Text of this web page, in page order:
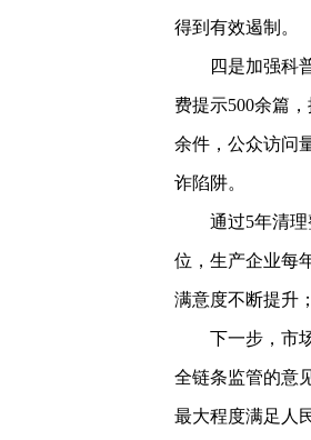
得到有效遏制。
四是加强科
费提示500余篇
余件，公众访问
诈陷阱。
通过5年清
位，生产企业每
满意度不断提升
下一步，市
全链条监管的意
最大程度满足人